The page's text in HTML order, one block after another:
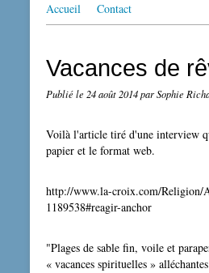
Accueil Contact
Vacances de
Publié le 24 août 2014par Sophie
Voilà l'article tiré d'une interview
papier et le format web.
http://www.la-croix.com/Religion/
1189538#reagir-anchor
"Plages de sable fin, voile et
« vacances spirituelles »